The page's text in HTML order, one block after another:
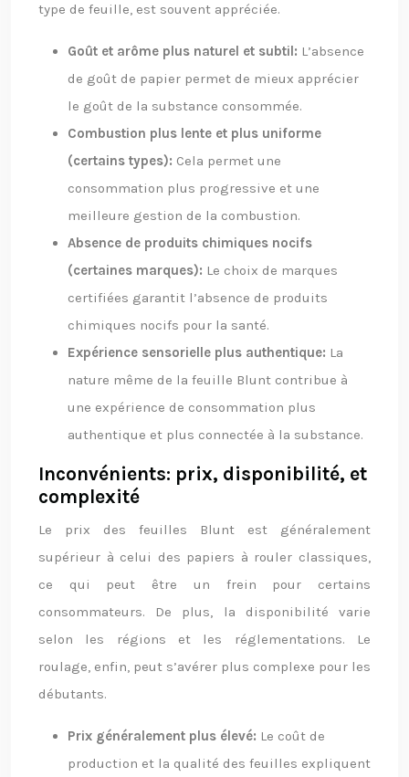
type de feuille, est souvent appréciée.
Goût et arôme plus naturel et subtil: L’absence
de goût de papier permet de mieux apprécier
le goût de la substance consommée.
Combustion plus lente et plus uniforme
(certains types): Cela permet une
consommation plus progressive et une
meilleure gestion de la combustion.
Absence de produits chimiques nocifs
(certaines marques): Le choix de marques
certifiées garantit l’absence de produits
chimiques nocifs pour la santé.
Expérience sensorielle plus authentique: La
nature même de la feuille Blunt contribue à
une expérience de consommation plus
authentique et plus connectée à la substance.
Inconvénients: prix, disponibilité, et
complexité
Le prix des feuilles Blunt est généralement
supérieur à celui des papiers à rouler classiques,
ce qui peut être un frein pour certains
consommateurs. De plus, la disponibilité varie
selon les régions et les réglementations. Le
roulage, enfin, peut s’avérer plus complexe pour les
débutants.
Prix généralement plus élevé: Le coût de
production et la qualité des feuilles expliquent